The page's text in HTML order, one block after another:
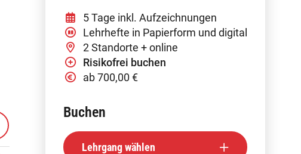
5 Tage inkl. Aufzeichnungen
Lehrhefte in Papierform und digital
2 Standorte + online
Risikofrei buchen
ab 700,00 €
Buchen
Lehrgang wählen